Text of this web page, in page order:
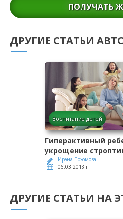
ПОЛУЧАТЬ
ДРУГИЕ СТАТЬИ
Воспитание детей
Гиперактивный
укрощение
Ирэна Похомова
06.03.2018 г.
ДРУГИЕ СТАТЬИ НА